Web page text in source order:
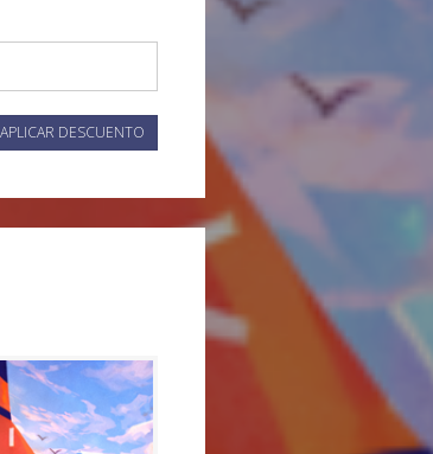
APLICAR DESCUENTO